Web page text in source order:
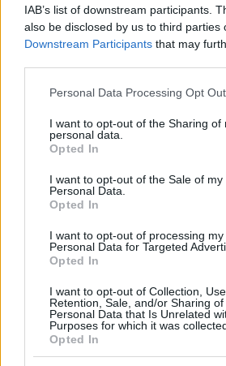
IAB’s list of downstream participants.
also be disclosed by us to third parties
Downstream Participants that may
Please note that this website/app uses
not limited to your visit or usage
grant or deny consent to Google and
use your data for below specified
consent section.
Personal Data Processing Opt
I want to opt-out of the Sharing of
personal data.
Opted In
I want to opt-out of the Sale of my
Personal Data.
Opted In
I want to opt-out of processing my
Personal Data for Targeted
Opted In
I want to opt-out of Collection, Use,
Retention, Sale, and/or Sharing of
Personal Data that Is Unrelated
Purposes for which it was
Opted In
Ο Σίλτον ξέσπασε για την
Μαραντόνα: «Δεν θα την
07.05.2022, 18:22